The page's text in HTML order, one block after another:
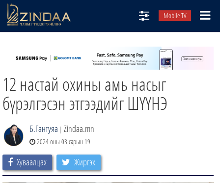
Mobile TV
ТВ8
ӨГЛӨӨНИЙ СОНИН
ЗИНДАА СЭТГҮҮЛ
12 настай охины амь насыг
бүрэлгэсэн этгээдийг ШҮҮНЭ
Б.Гантуяа | Zindaa.mn
2024 оны 03 сарын 19
Хуваалцах Жиргэх